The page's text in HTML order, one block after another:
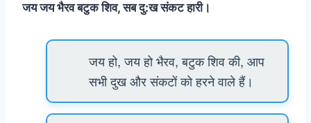
जय जय भैरव बटुक शिव, सब दु:ख संकट हारी।
जय हो, जय हो भैरव, बटुक शिव की, आप
सभी दुख और संकटों को हरने वाले हैं।